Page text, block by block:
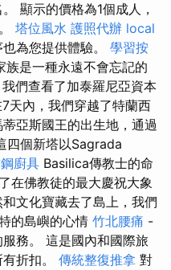
顯示的價格為1個成人，
塔位風水 護照代辦 local
為您提供體驗。 學習按
是一種永遠不會忘記的
們查看了加泰羅尼亞資本
天內，我們穿越了特蘭西
亞斯國王的出生地，通過
四個新塔以Sagrada
廚具 Basilica傳教士的命
在佛教徒的最大慶祝大象
文化寶藏去了島上，我們
的島嶼的心情 竹北腰痛 -
務。 這是國內和國際旅
折扣。 傳統整復推拿 對